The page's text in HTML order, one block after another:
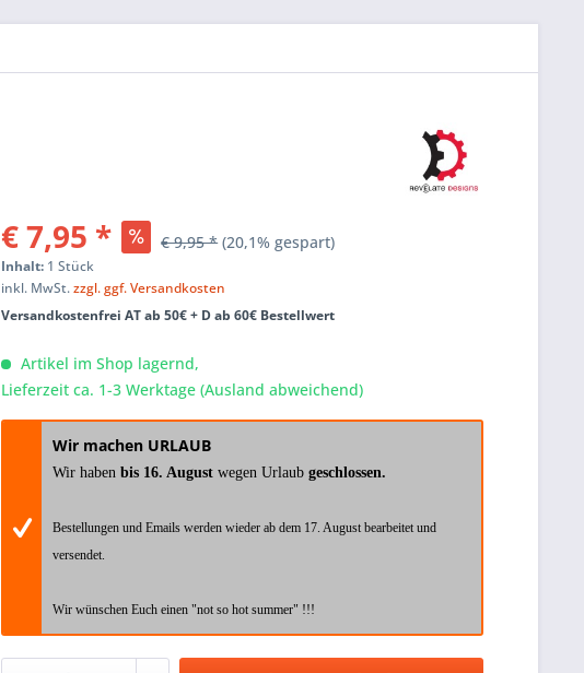
€ 7,95 * € 9,95 * (20,1% gespart)
Inhalt: 1 Stück
inkl. MwSt.zzgl. ggf. Versandkosten
Versandkostenfrei AT ab 50€ + D ab 60€ Bestellwert
Artikel im Shop lagernd,
Lieferzeit ca. 1-3 Werktage (Ausland abweichend)
Wir machen URLAUB
Wir habenbis 16. Augustwegen Urlaubgeschlossen.
Bestellungen und Emails werden wieder ab dem 17. August bearbeitet und
versendet.
Wir wünschen Euch einen "not so hot summer" !!!